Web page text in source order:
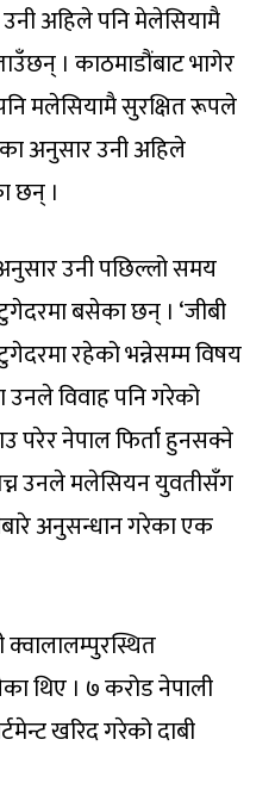
अहिले पनि मेलेसियामै
। काठमाडौंबाट भागेर
मलेसियामै सुरक्षित रूपले
अनुसार उनी अहिले
छन् ।
उनी पछिल्लो समय
बसेका छन् । ‘जीबी
रहेको भन्नेसम्म विषय
उनले विवाह पनि गरेको
नेपाल फिर्ता हुनसक्ने
उनले मलेसियन युवतीसँग
अनुसन्धान गरेका एक
क्वालालम्पुरस्थित
थिए । ७ करोड नेपाली
खरिद गरेको दाबी